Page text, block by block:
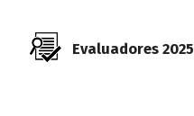
Evaluadores 2025